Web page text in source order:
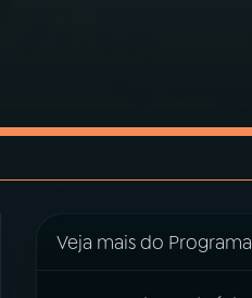
Veja mais do Programa